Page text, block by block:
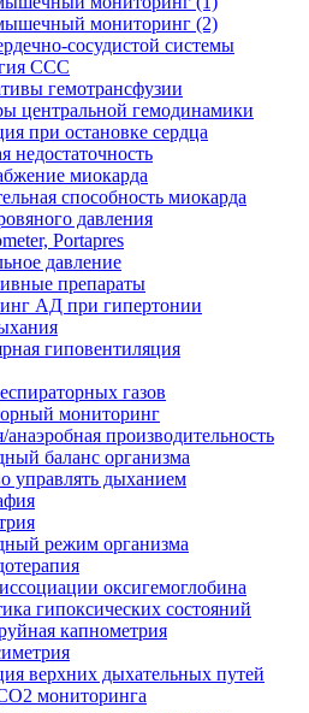
мониторинг (2)
сосудистой системы
ССС
гемотрансфузии
центральной гемодинамики
при остановке сердца
недостаточность
миокарда
способность миокарда
давления
Portapres
давление
препараты
АД при гипертонии
гиповентиляция
газов
мониторинг
анаэробная производительность
баланс организма
управлять дыханием
режим организма
оксигемоглобина
гипоксических состояний
капнометрия
верхних дыхательных путей
мониторинга